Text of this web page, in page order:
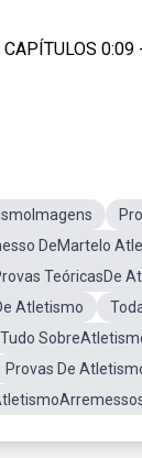
DeMartelo
TeóricasDe
Atletismo
Tudo
Provas De